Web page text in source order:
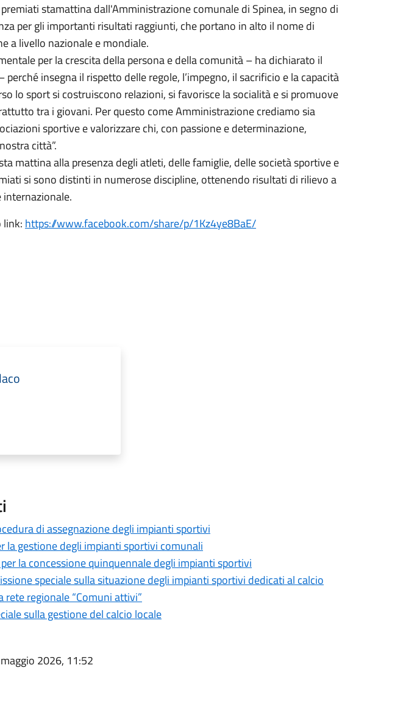
stamattina dall'Amministrazione comunale di Spinea, in segno di
per gli importanti risultati raggiunti, che portano in alto il nome di
a livello nazionale e mondiale.
per la crescita della persona e della comunità – ha dichiarato il
perché insegna il rispetto delle regole, l’impegno, il sacrificio e la capacità
lo sport si costruiscono relazioni, si favorisce la socialità e si promuove
tra i giovani. Per questo come Amministrazione crediamo sia
sportive e valorizzare chi, con passione e determinazione,
città”.
mattina alla presenza degli atleti, delle famiglie, delle società sportive e
si sono distinti in numerose discipline, ottenendo risultati di rilievo a
internazionale.
link: https://www.facebook.com/share/p/1Kz4ye8BaE/
di assegnazione degli impianti sportivi
la gestione degli impianti sportivi comunali
la concessione quinquennale degli impianti sportivi
speciale sulla situazione degli impianti sportivi dedicati al calcio
rete regionale “Comuni attivi”
sulla gestione del calcio locale
2026, 11:52